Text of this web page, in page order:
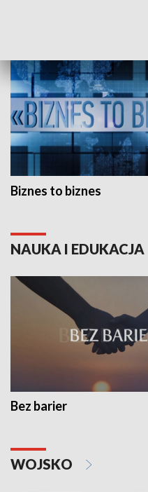
Biznes to biznes
NAUKA I EDUKACJA
Bez barier
WOJSKO